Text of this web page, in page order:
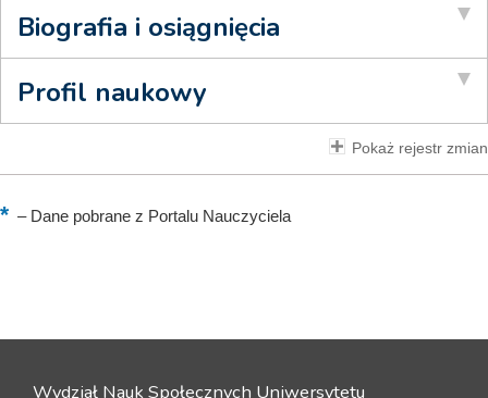
Biografia i osiągnięcia
Profil naukowy
Pokaż rejestr zmian
–Dane pobrane z Portalu Nauczyciela
Wydział Nauk Społecznych Uniwersytetu